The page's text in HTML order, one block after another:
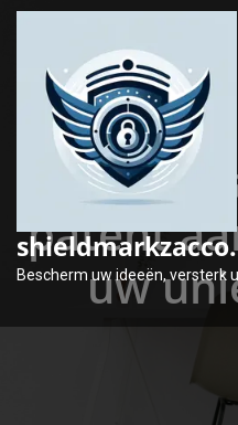
inhoud
Bescherm uw ideeën, versterk
Hoe en
patent
uw